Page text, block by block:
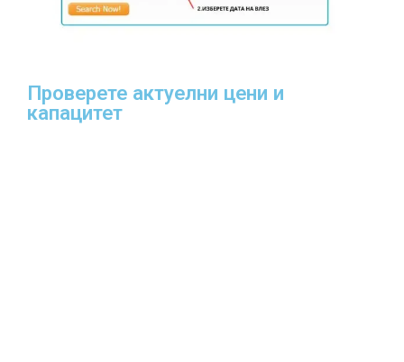
Проверете актуелни цени и
капацитет​